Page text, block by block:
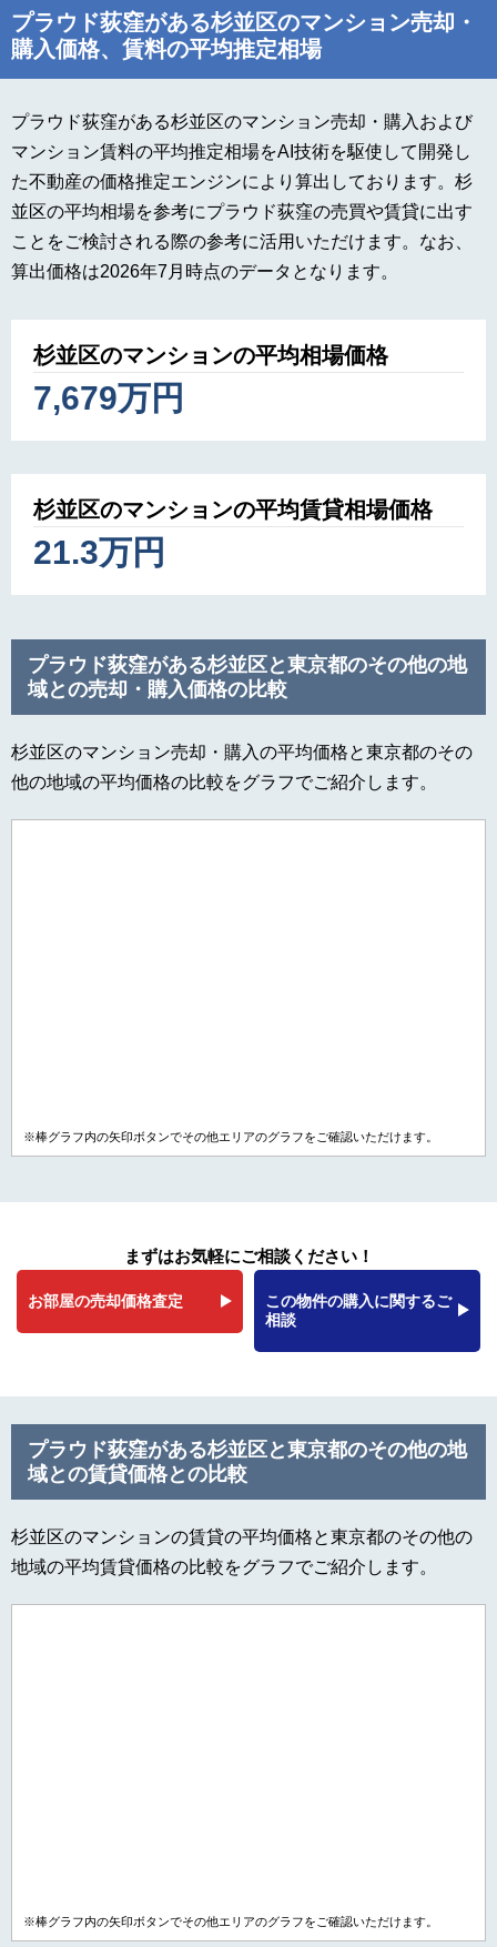
プラウド荻窪がある杉並区のマンション売却・
購入価格、賃料の平均推定相場
プラウド荻窪がある杉並区のマンション売却・購入および
マンション賃料の平均推定相場をAI技術を駆使して開発し
た不動産の価格推定エンジンにより算出しております。杉
並区の平均相場を参考にプラウド荻窪の売買や賃貸に出す
ことをご検討される際の参考に活用いただけます。なお、
算出価格は2026年7月時点のデータとなります。
杉並区のマンションの平均相場価格
7,679万円
杉並区のマンションの平均賃貸相場価格
21.3万円
プラウド荻窪がある杉並区と東京都のその他の地
域との売却・購入価格の比較
杉並区のマンション売却・購入の平均価格と東京都のその
他の地域の平均価格の比較をグラフでご紹介します。
※棒グラフ内の矢印ボタンでその他エリアのグラフをご確認いただけます。
まずはお気軽にご相談ください！
お部屋の売却価格査定
この物件の購入に関するご
相談
プラウド荻窪がある杉並区と東京都のその他の地
域との賃貸価格との比較
杉並区のマンションの賃貸の平均価格と東京都のその他の
地域の平均賃貸価格の比較をグラフでご紹介します。
※棒グラフ内の矢印ボタンでその他エリアのグラフをご確認いただけます。